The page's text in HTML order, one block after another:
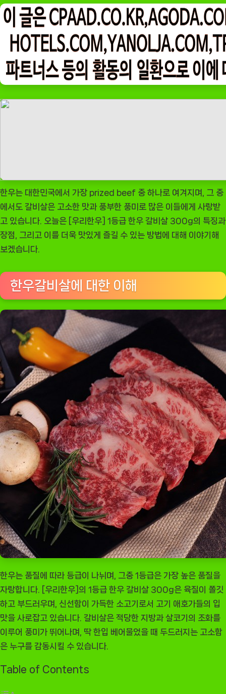
on
팅
나
ㅣ
인
기
등
급
한
우
살
의
[EatingNOW
ㅣ
추
천
상
품]
한우는 대한민국에서 가장 prized beef 중 하나로 여겨지며, 그 중
에서도 갈비살은 고소한 맛과 풍부한 풍미로 많은 이들에게 사랑받
고 있습니다. 오늘은 [우리한우] 1등급 한우 갈비살 300g의 특징과
장점, 그리고 이를 더욱 맛있게 즐길 수 있는 방법에 대해 이야기해
보겠습니다.
한우갈비살에 대한 이해
한우는 품질에 따라 등급이 나뉘며, 그중 1등급은 가장 높은 품질을
자랑합니다. [우리한우]의 1등급 한우 갈비살 300g은 육질이 쫄깃
하고 부드러우며, 신선함이 가득한 소고기로서 고기 애호가들의 입
맛을 사로잡고 있습니다. 갈비살은 적당한 지방과 살코기의 조화를
이루어 풍미가 뛰어나며, 딱 한입 베어물었을 때 두드러지는 고소함
은 누구를 감동시킬 수 있습니다.
Table of Contents